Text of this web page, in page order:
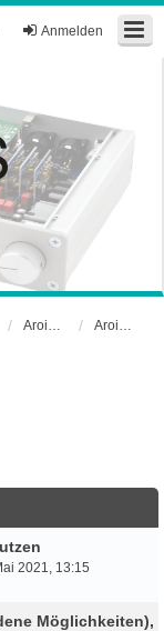
Anmelden
2021, 13:15
Möglichkeiten),